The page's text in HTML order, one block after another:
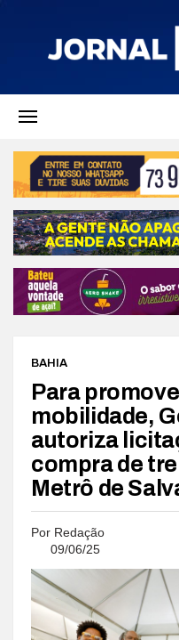
BAHIA
Para
mobilidade,
autoriza
compra de
Metrô de
Por Redação
09/06/25